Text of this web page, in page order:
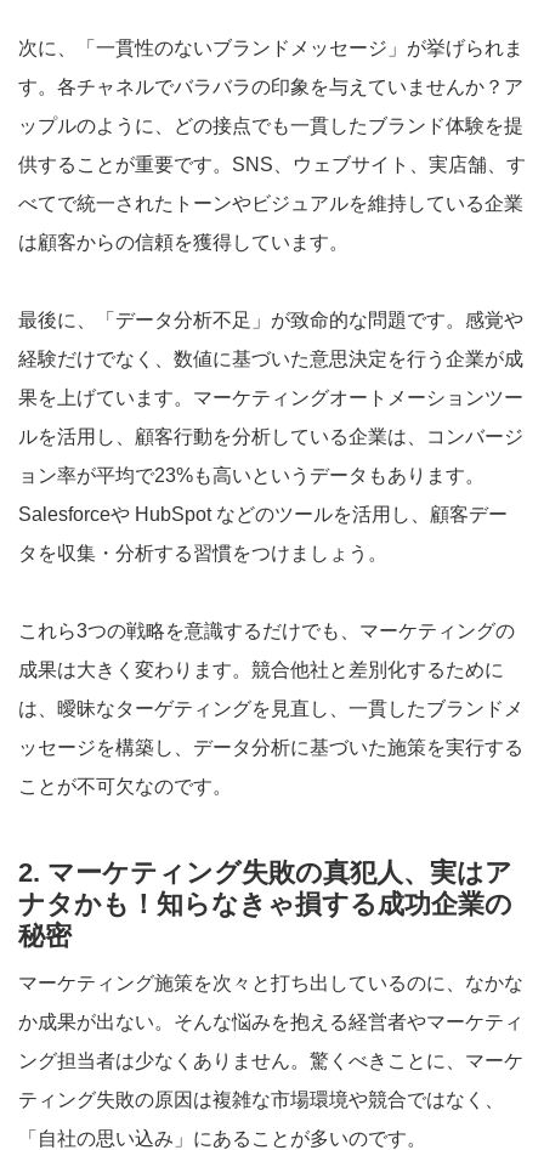
次に、「一貫性のないブランドメッセージ」が挙げられま
す。各チャネルでバラバラの印象を与えていませんか？ア
ップルのように、どの接点でも一貫したブランド体験を提
供することが重要です。SNS、ウェブサイト、実店舗、す
べてで統一されたトーンやビジュアルを維持している企業
は顧客からの信頼を獲得しています。
最後に、「データ分析不足」が致命的な問題です。感覚や
経験だけでなく、数値に基づいた意思決定を行う企業が成
果を上げています。マーケティングオートメーションツー
ルを活用し、顧客行動を分析している企業は、コンバージ
ョン率が平均で23%も高いというデータもあります。
Salesforceや HubSpot などのツールを活用し、顧客デー
タを収集・分析する習慣をつけましょう。
これら3つの戦略を意識するだけでも、マーケティングの
成果は大きく変わります。競合他社と差別化するために
は、曖昧なターゲティングを見直し、一貫したブランドメ
ッセージを構築し、データ分析に基づいた施策を実行する
ことが不可欠なのです。
2. マーケティング失敗の真犯人、実はア
ナタかも！知らなきゃ損する成功企業の
秘密
マーケティング施策を次々と打ち出しているのに、なかな
か成果が出ない。そんな悩みを抱える経営者やマーケティ
ング担当者は少なくありません。驚くべきことに、マーケ
ティング失敗の原因は複雑な市場環境や競合ではなく、
「自社の思い込み」にあることが多いのです。